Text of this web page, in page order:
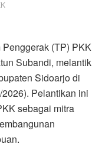
(TP) PKK
Subandi, melantik
Sidoarjo di
Pelantikan ini
sebagai mitra